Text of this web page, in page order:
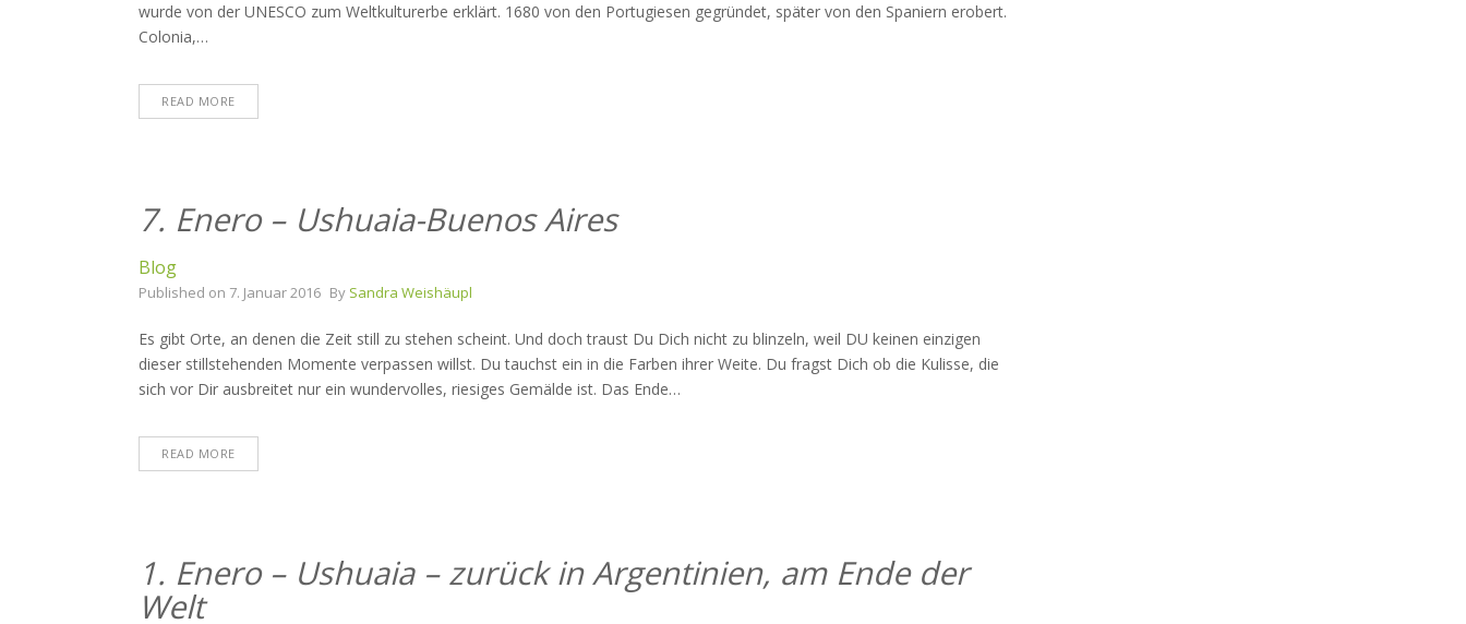
wurde von der UNESCO zum Weltkulturerbe erklärt. 1680 von den Portugiesen gegründet, später von den Spaniern erobert.
Colonia,…
READ MORE
7. Enero – Ushuaia-Buenos Aires
Blog
Published on 7. Januar 2016 By Sandra Weishäupl
Es gibt Orte, an denen die Zeit still zu stehen scheint. Und doch traust Du Dich nicht zu blinzeln, weil DU keinen einzigen
dieser stillstehenden Momente verpassen willst. Du tauchst ein in die Farben ihrer Weite. Du fragst Dich ob die Kulisse, die
sich vor Dir ausbreitet nur ein wundervolles, riesiges Gemälde ist. Das Ende…
READ MORE
1. Enero – Ushuaia – zurück in Argentinien, am Ende der
Welt